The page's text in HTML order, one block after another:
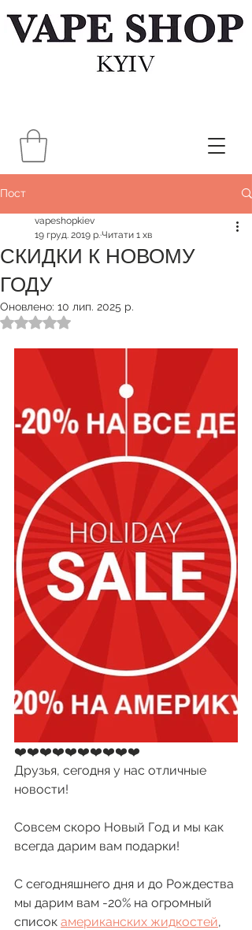
Пост
СКИДКИ К НОВОМУ
ГОДУ
vapeshopkiev
19 груд. 2019 р. Читати 1 хв
Оновлено: 10 лип. 2025 р.
Оцінка: NaN з 5 зірок.
❤️❤️❤️❤️❤️❤️❤️❤️❤️❤️
Друзья, сегодня у нас отличные
новости!
Совсем скоро Новый Год и мы как
всегда дарим вам подарки!
С сегодняшнего дня и до Рождества
мы дарим вам -20% на огромный
список американских жидкостей,